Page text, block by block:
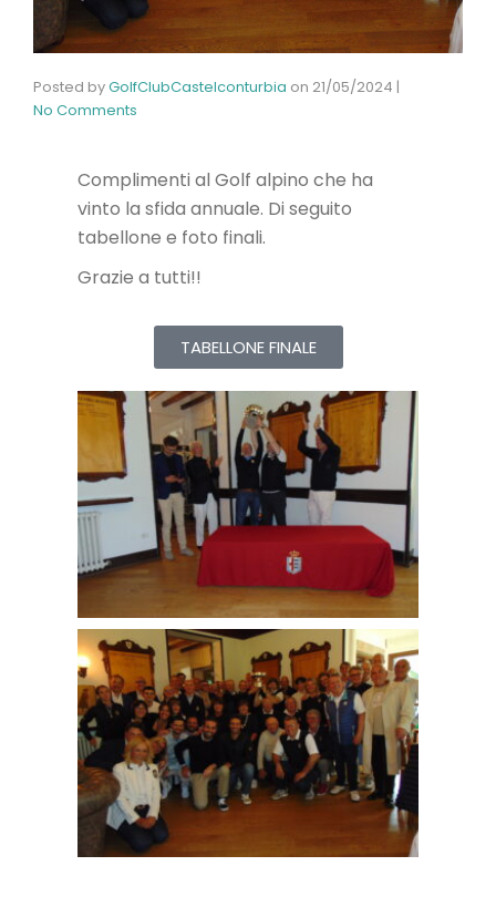
Posted byGolfClubCastelconturbia on 21/05/2024 |
No Comments
Complimenti al Golf alpino che ha
vinto la sfida annuale. Di seguito
tabellone e foto finali.
Grazie a tutti!!
TABELLONE FINALE